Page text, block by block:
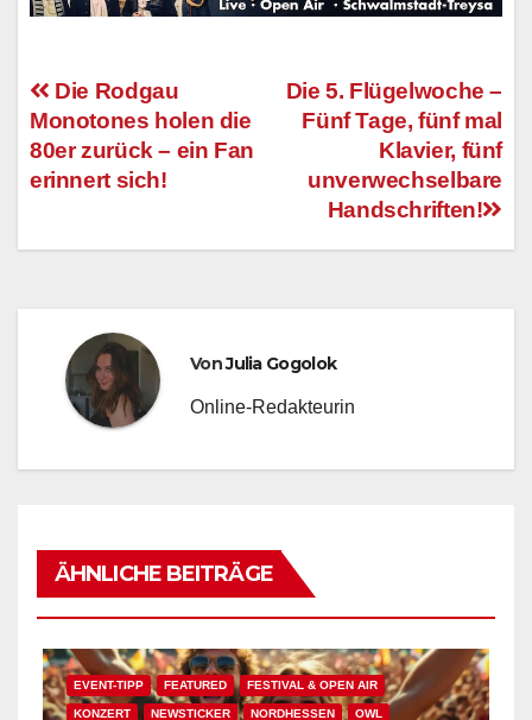
Beitragsnavigation
Die 5. Flügelwoche –
Fünf Tage, fünf mal
Klavier, fünf
unverwechselbare
Handschriften!
Die Rodgau
Monotones holen die
80er zurück – ein Fan
erinnert sich!
VonJulia Gogolok
Online-Redakteurin
ÄHNLICHE BEITRÄGE
EVENT-TIPP FEATURED FESTIVAL & OPEN AIR
KONZERT NEWSTICKER NORDHESSEN OWL